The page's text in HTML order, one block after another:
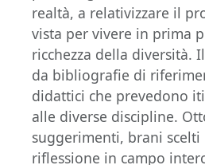
realtà, a relativizzare il
vista per vivere in prima
ricchezza della diversità.
da bibliografie di
didattici che prevedono
alle diverse discipline.
suggerimenti, brani
riflessione in campo